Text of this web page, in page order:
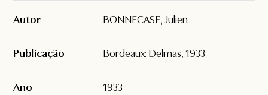
Autor BONNECASE, Julien
Publicação Bordeaux: Delmas, 1933
Ano 1933